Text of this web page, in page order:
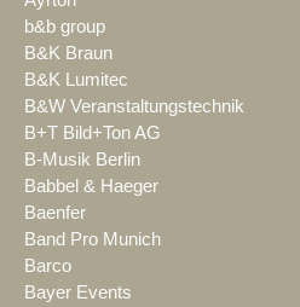
b&b group
B&K Braun
B&K Lumitec
B&W Veranstaltungstechnik
B+T Bild+Ton AG
B-Musik Berlin
Babbel & Haeger
Baenfer
Band Pro Munich
Barco
Bayer Events